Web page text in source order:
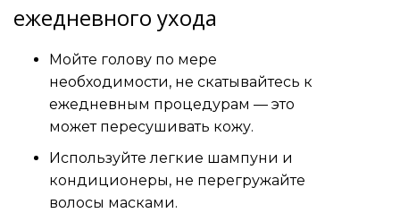
ежедневного ухода
Мойте голову по мере
необходимости, не скатывайтесь к
ежедневным процедурам — это
может пересушивать кожу.
Используйте легкие шампуни и
кондиционеры, не перегружайте
волосы масками.